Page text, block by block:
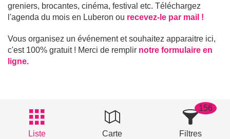
greniers, brocantes, cinéma, festival etc. Téléchargez
l'agenda du mois en Luberon ou recevez-le par mail !
Vous organisez un événement et souhaitez apparaitre ici,
c'est 100% gratuit ! Merci de remplir notre formulaire en
ligne.
Liste Carte Filtres
156